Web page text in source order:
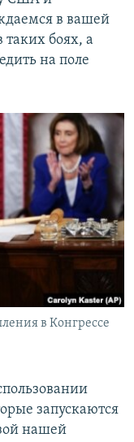
в вашей
таких боях, а
на поле
в Конгрессе
запускаются
нашей